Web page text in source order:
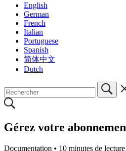
English
German
French
Italian
Portuguese
Spanish
简体中文
Dutch
Gérez votre
Documentation • 10 minutes de lecture